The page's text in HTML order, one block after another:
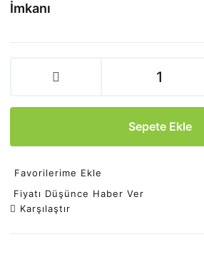
İmkanı
Sepete Ekle
Favorilerime Ekle
Fiyatı Düşünce Haber Ver
Karşılaştır